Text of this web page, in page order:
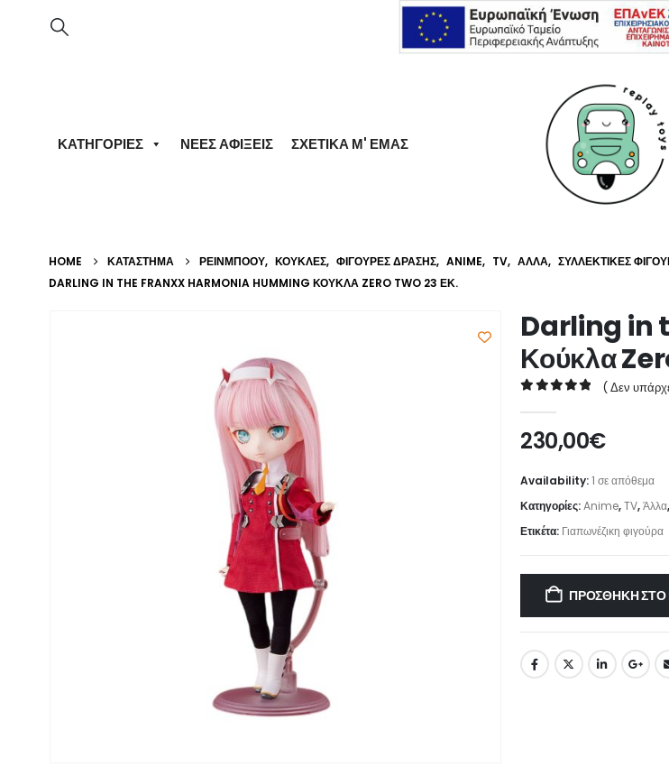
ΚΑΤΗΓΟΡΊΕΣ ΝΈΕΣ ΑΦΊΞΕΙΣ ΣΧΕΤΙΚΆ Μ' ΕΜΆΣ
HOME ΚΑΤΆΣΤΗΜΑ ΡΕΙΝΜΠΟΟΥ, ΚΟΎΚΛΕΣ, ΦΙΓΟΎΡΕΣ ΔΡΆΣΗΣ, ANIME, TV, ΆΛΛΑ, ΣΥΛΛΕΚΤΙΚΈΣ
DARLING IN THE FRANXX HARMONIA HUMMING ΚΟΎΚΛΑ ZERO TWO 23 ΕΚ.
Darling in
Κούκλα
( Δεν
230,00€
Availability:1 σε απόθεμα
Κατηγορίες:Anime,TV,Άλλα,
Ετικέτα: Γιαπωνέζικη φιγούρα
ΠΡΟΣΘΉΚΗ ΣΤΟ